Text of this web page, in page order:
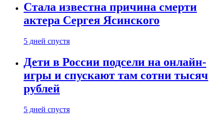
Стала известна причина смерти
актера Сергея Ясинского
5 дней спустя
Дети в России подсели на онлайн-
игры и спускают там сотни тысяч
рублей
5 дней спустя